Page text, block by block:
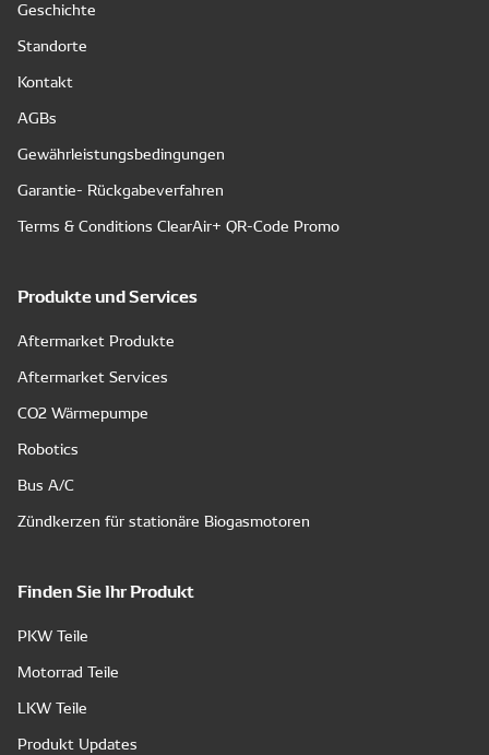
Geschichte
Standorte
Kontakt
AGBs
Gewährleistungsbedingungen
Garantie- Rückgabeverfahren
Terms & Conditions ClearAir+ QR-Code Promo
Produkte und Services
Aftermarket Produkte
Aftermarket Services
CO2 Wärmepumpe
Robotics
Bus A/C
Zündkerzen für stationäre Biogasmotoren
Finden Sie Ihr Produkt
PKW Teile
Motorrad Teile
LKW Teile
Produkt Updates